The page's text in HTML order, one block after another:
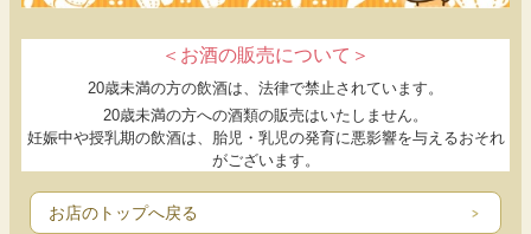
＜お酒の販売について＞
20歳未満の方の飲酒は、法律で禁止されています。
20歳未満の方への酒類の販売はいたしません。
妊娠中や授乳期の飲酒は、胎児・乳児の発育に悪影響を与えるおそれ
がございます。
お店のトップへ戻る